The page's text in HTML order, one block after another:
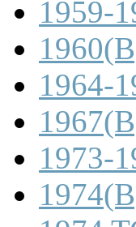
1959-
1964-
1973-